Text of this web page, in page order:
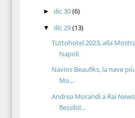
►dic 30(6)
▼dic 29(13)
Tuttohotel 2023, alla
Napoli
Navios Beaufiks, la nave
Mo...
Andrea Morandi a Rai
flessibil...